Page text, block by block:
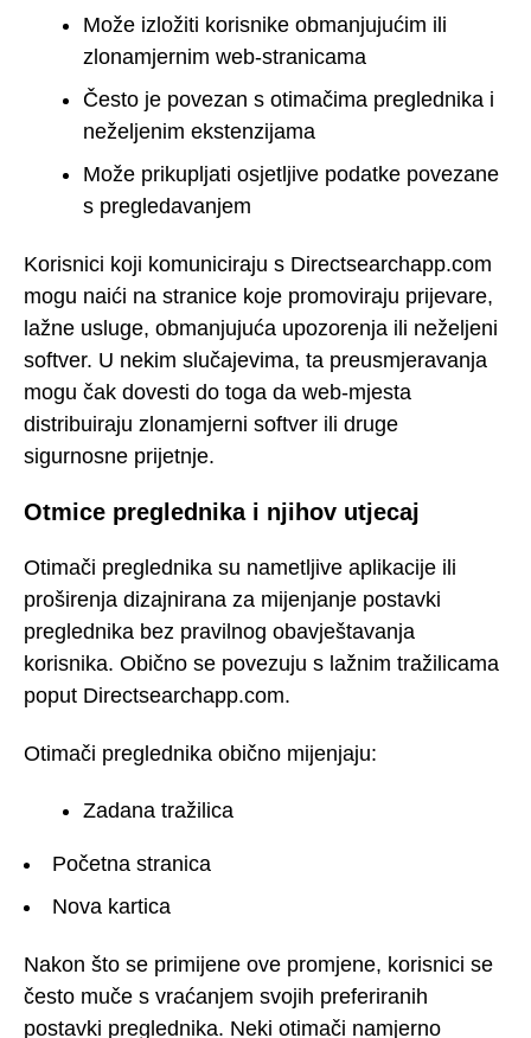
Može izložiti korisnike obmanjujućim ili
zlonamjernim web-stranicama
Često je povezan s otimačima preglednika i
neželjenim ekstenzijama
Može prikupljati osjetljive podatke povezane
s pregledavanjem
Korisnici koji komuniciraju s Directsearchapp.com
mogu naići na stranice koje promoviraju prijevare,
lažne usluge, obmanjujuća upozorenja ili neželjeni
softver. U nekim slučajevima, ta preusmjeravanja
mogu čak dovesti do toga da web-mjesta
distribuiraju zlonamjerni softver ili druge
sigurnosne prijetnje.
Otmice preglednika i njihov utjecaj
Otimači preglednika su nametljive aplikacije ili
proširenja dizajnirana za mijenjanje postavki
preglednika bez pravilnog obavještavanja
korisnika. Obično se povezuju s lažnim tražilicama
poput Directsearchapp.com.
Otimači preglednika obično mijenjaju:
Zadana tražilica
Početna stranica
Nova kartica
Nakon što se primijene ove promjene, korisnici se
često muče s vraćanjem svojih preferiranih
postavki preglednika. Neki otimači namjerno